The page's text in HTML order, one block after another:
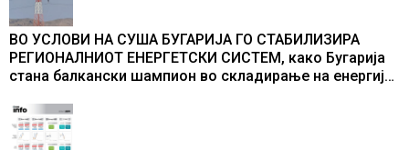
ВО УСЛОВИ НА СУША БУГАРИЈА ГО СТАБИЛИЗИРА
РЕГИОНАЛНИОТ ЕНЕРГЕТСКИ СИСТЕМ, како Бугарија
стана балкански шампион во складирање на енергија